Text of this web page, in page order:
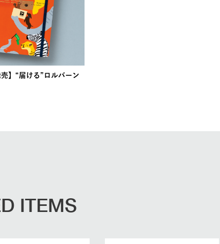
】“届ける”ロルバーン
ITEMS